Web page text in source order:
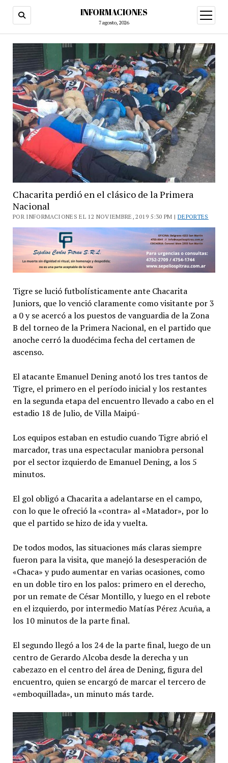
INFORMACIONES
7 agosto, 2026
abrir
menú
Chacarita perdió en el clásico de la Primera
Nacional
POR INFORMACIONES EL 12 NOVIEMBRE, 2019 5:30 PM | DEPORTES
Tigre se lució futbolísticamente ante Chacarita
Juniors, que lo venció claramente como visitante por 3
a 0 y se acercó a los puestos de vanguardia de la Zona
B del torneo de la Primera Nacional, en el partido que
anoche cerró la duodécima fecha del certamen de
ascenso.
El atacante Emanuel Dening anotó los tres tantos de
Tigre, el primero en el período inicial y los restantes
en la segunda etapa del encuentro llevado a cabo en el
estadio 18 de Julio, de Villa Maipú-
Los equipos estaban en estudio cuando Tigre abrió el
marcador, tras una espectacular maniobra personal
por el sector izquierdo de Emanuel Dening, a los 5
minutos.
El gol obligó a Chacarita a adelantarse en el campo,
con lo que le ofreció la «contra» al «Matador», por lo
que el partido se hizo de ida y vuelta.
De todos modos, las situaciones más claras siempre
fueron para la visita, que manejó la desesperación de
«Chaca» y pudo aumentar en varias ocasiones, como
en un doble tiro en los palos: primero en el derecho,
por un remate de César Montillo, y luego en el rebote
en el izquierdo, por intermedio Matías Pérez Acuña, a
los 10 minutos de la parte final.
El segundo llegó a los 24 de la parte final, luego de un
centro de Gerardo Alcoba desde la derecha y un
cabezazo en el centro del área de Dening, figura del
encuentro, quien se encargó de marcar el tercero de
«emboquillada», un minuto más tarde.